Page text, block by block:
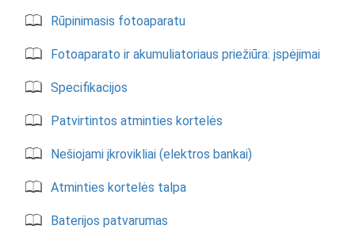
Rūpinimasis fotoaparatu
Fotoaparato ir akumuliatoriaus priežiūra: įspėjimai
Specifikacijos
Patvirtintos atminties kortelės
Nešiojami įkrovikliai (elektros bankai)
Atminties kortelės talpa
Baterijos patvarumas